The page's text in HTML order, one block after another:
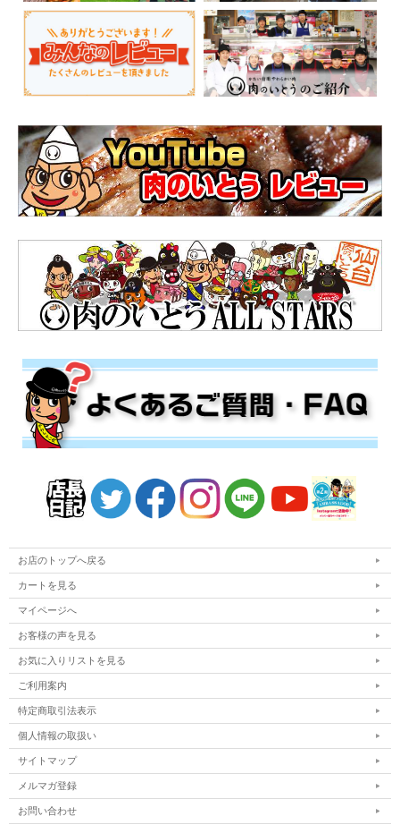
お店のトップへ戻る
カートを見る
マイページへ
お客様の声を見る
お気に入りリストを見る
ご利用案内
特定商取引法表示
個人情報の取扱い
サイトマップ
メルマガ登録
お問い合わせ